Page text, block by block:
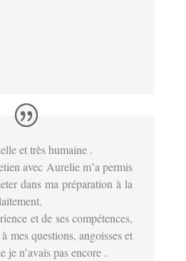
et très humaine .
avec Aurelie m’a permis
dans ma préparation à la
et de ses compétences,
mes questions, angoisses et
je n’avais pas encore .